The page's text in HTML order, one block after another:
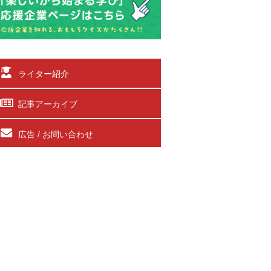
ライター紹介
記事アーカイブ
広告 / お問い合わせ